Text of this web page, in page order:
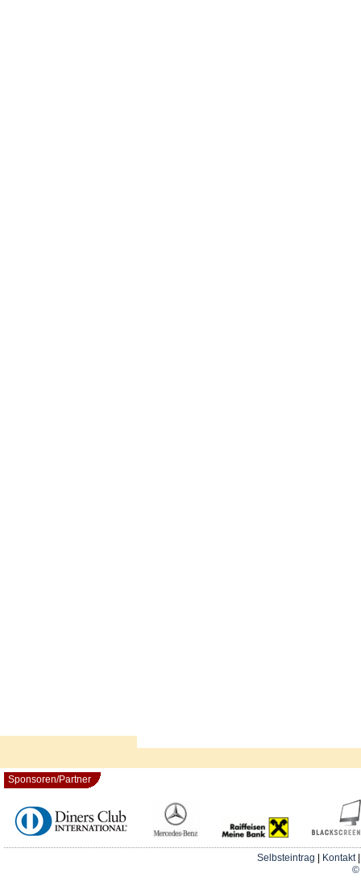
Sponsoren/Partner
Selbsteintrag Kontakt
©